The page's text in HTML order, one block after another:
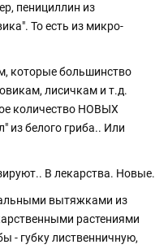
пенициллин из
То есть из микро-
которые большинство
лисичкам и т.д.
количество НОВЫХ
из белого гриба.. Или
В лекарства. Новые.
вытяжками из
растениями
- губку лиственничную,